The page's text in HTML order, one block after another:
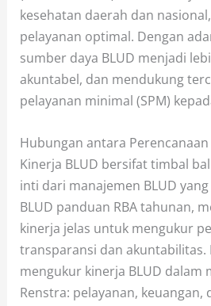
kesehatan daerah dan
pelayanan optimal. Dengan
sumber daya BLUD menjadi
akuntabel, dan mendukung
pelayanan minimal (SPM)
Hubungan antara
Kinerja BLUD bersifat timbal
inti dari manajemen BLUD
BLUD panduan RBA tahunan,
kinerja jelas untuk mengukur
transparansi dan akuntabilitas.
mengukur kinerja BLUD dalam
Renstra: pelayanan, keuangan,